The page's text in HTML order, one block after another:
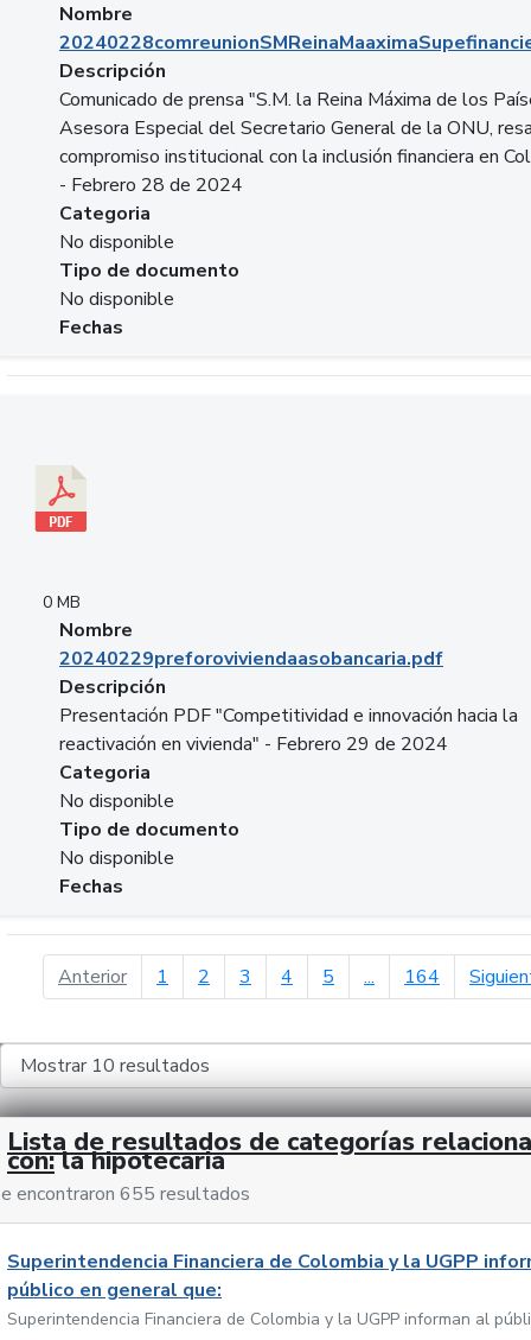
Nombre
Descripción
Comunicado de prensa "S.M. la Reina Máxima de los
Asesora Especial del Secretario General de la ONU,
compromiso institucional con la inclusión financiera en
- Febrero 28 de 2024
Categoria
No disponible
Tipo de documento
No disponible
Fechas
0 MB
Nombre
20240229preforoviviendaasobancaria.pdf
Descripción
Presentación PDF "Competitividad e innovación hacia la
reactivación en vivienda" - Febrero 29 de 2024
Categoria
No disponible
Tipo de documento
No disponible
Fechas
Anteriorpágina anterior
1 2 3 4 5 ... 164
Lista de resultados de categorías
con: la hipotecaria
encontraron 655 resultados
Superintendencia Financiera de Colombia y la UGPP
público en general que:
Superintendencia Financiera de Colombia y la UGPP informan al